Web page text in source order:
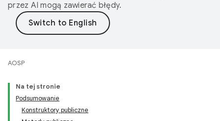
przez AI mogą zawierać błędy.
AOSP
Na tej stronie
Podsumowanie
Konstruktory publiczne